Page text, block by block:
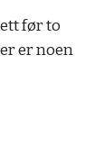
før to
er noen